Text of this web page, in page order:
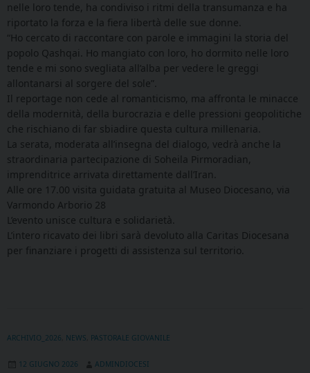
nelle loro tende, ha condiviso i ritmi della transumanza e ha
riportato la forza e la fiera libertà delle sue donne.
“Ho cercato di raccontare con parole e immagini la storia del
popolo Qashqai. Ho mangiato con loro, ho dormito nelle loro
tende e mi sono svegliata all’alba per vedere le greggi
allontanarsi al sorgere del sole”.
Il reportage non cede al romanticismo, ma affronta le minacce
della modernità, della burocrazia e delle pressioni geopolitiche
che rischiano di far sbiadire questa cultura millenaria.
La serata, moderata all’insegna del dialogo, vedrà anche la
straordinaria partecipazione di Soheila Pirmoradian,
imprenditrice arrivata direttamente dall’Iran.
Alle ore 17.00 visita guidata gratuita al Museo Diocesano, via
Varmondo Arborio 28
L’evento unisce cultura e solidarietà.
L’intero ricavato dei libri sarà devoluto alla Caritas Diocesana
per finanziare i progetti di assistenza sul territorio.
ARCHIVIO_2026 NEWS PASTORALE GIOVANILE
12 GIUGNO 2026 ADMINDIOCESI